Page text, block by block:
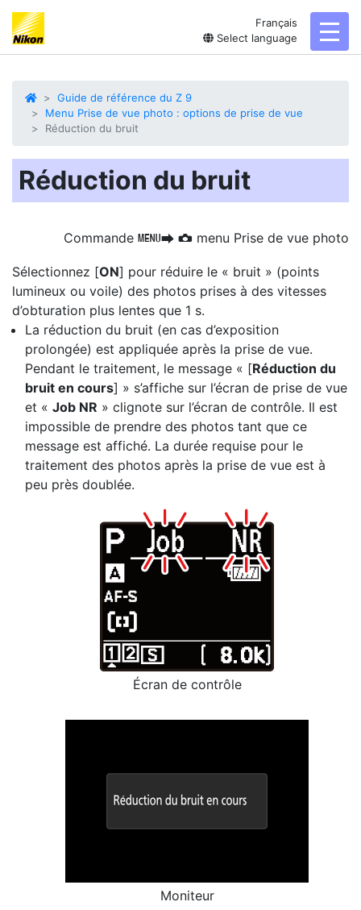
Français
Select language
Guide de référence du Z 9
Menu Prise de vue photo : options de prise de vue
Réduction du bruit
Réduction du bruit
Commande GU C menu Prise de vue photo
Sélectionnez [ON] pour réduire le « bruit » (points
lumineux ou voile) des photos prises à des vitesses
d’obturation plus lentes que 1 s.
La réduction du bruit (en cas d’exposition
prolongée) est appliquée après la prise de vue.
Pendant le traitement, le message « [Réduction du
bruit en cours] » s’affiche sur l’écran de prise de vue
et « Job NR » clignote sur l’écran de contrôle. Il est
impossible de prendre des photos tant que ce
message est affiché. La durée requise pour le
traitement des photos après la prise de vue est à
peu près doublée.
Écran de contrôle
Moniteur